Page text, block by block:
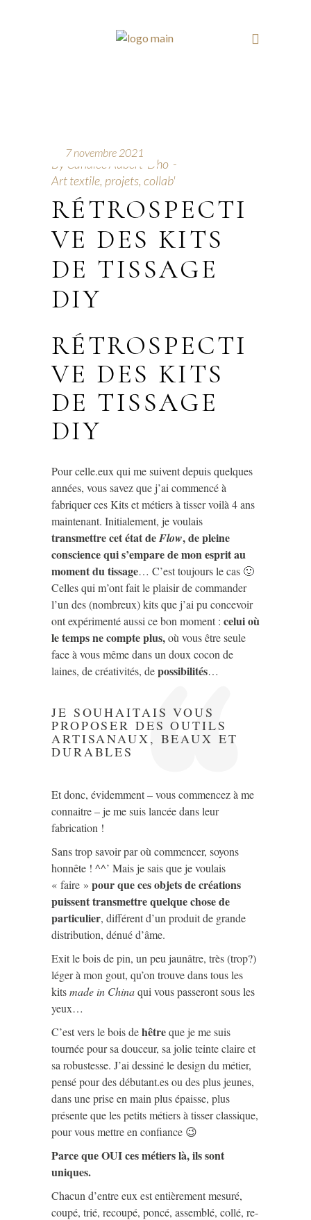
7 novembre 2021
By Candice Aubert-Dho
Art textile, projets, collab'
RÉTROSPECTI
VE DES KITS
DE TISSAGE
DIY
RÉTROSPECTI
VE DES KITS
DE TISSAGE
DIY
Pour celle.eux qui me suivent depuis quelques
années, vous savez que j’ai commencé à
fabriquer ces Kits et métiers à tisser voilà 4 ans
maintenant. Initialement, je voulais
transmettre cet état deFlow, de pleine
conscience qui s’empare de mon esprit au
moment du tissage… C’est toujours le cas 🙂
Celles qui m’ont fait le plaisir de commander
l’un des (nombreux) kits que j’ai pu concevoir
ont expérimenté aussi ce bon moment : celui où
le temps ne compte plus,où vous être seule
face à vous même dans un doux cocon de
laines, de créativités, depossibilités…
JE SOUHAITAIS VOUS
PROPOSER DES OUTILS
ARTISANAUX, BEAUX ET
DURABLES
Et donc, évidemment – vous commencez à me
connaitre – je me suis lancée dans leur
fabrication !
Sans trop savoir par où commencer, soyons
honnête ! ^^’ Mais je sais que je voulais
« faire » pour que ces objets de créations
puissent transmettre quelque chose de
particulier, différent d’un produit de grande
distribution, dénué d’âme.
Exit le bois de pin, un peu jaunâtre, très (trop?)
léger à mon gout, qu’on trouve dans tous les
kitsmade in Chinaqui vous passeront sous les
yeux…
C’est vers le bois dehêtreque je me suis
tournée pour sa douceur, sa jolie teinte claire et
sa robustesse. J’ai dessiné le design du métier,
pensé pour des débutant.es ou des plus jeunes,
dans une prise en main plus épaisse, plus
présente que les petits métiers à tisser classique,
pour vous mettre en confiance 😉
Parce que OUI ces métiers là, ils sont
uniques.
Chacun d’entre eux est entièrement mesuré,
coupé, trié, recoupé, poncé, assemblé, collé, re-